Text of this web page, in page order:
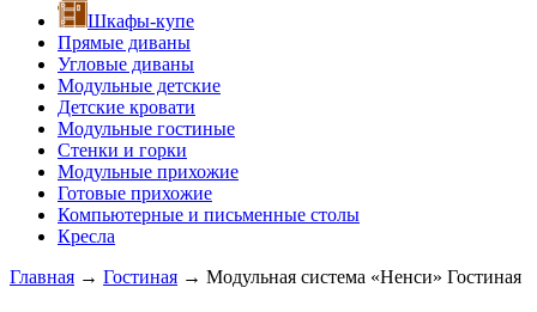
Шкафы-купе
Прямые диваны
Угловые диваны
Модульные детские
Детские кровати
Модульные гостиные
Стенки и горки
Модульные прихожие
Готовые прихожие
Компьютерные и письменные столы
Кресла
Главная → Гостиная → Модульная система «Ненси» Гостиная